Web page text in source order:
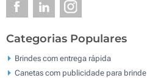
Categorias Populares
Brindes com entrega rápida
Canetas com publicidade para brinde